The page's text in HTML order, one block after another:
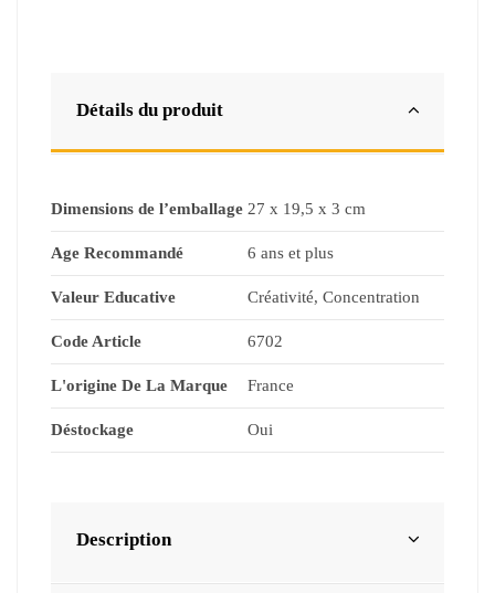
Détails du produit
Dimensions de l’emballage 27 x 19,5 x 3 cm
Age Recommandé 6 ans et plus
Valeur Educative Créativité, Concentration
Code Article 6702
L'origine De La Marque France
Déstockage Oui
Description